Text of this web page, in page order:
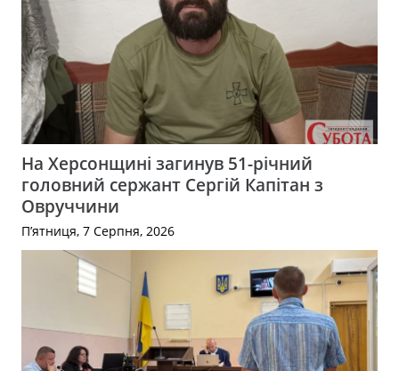
На Херсонщині загинув 51-річний
головний сержант Сергій Капітан з
Овруччини
П’ятниця, 7 Серпня, 2026